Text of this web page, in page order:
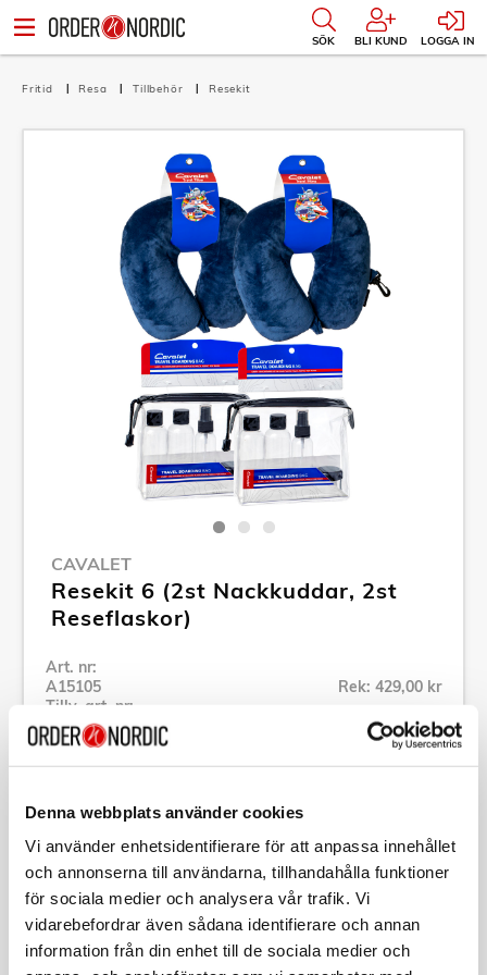
Denna webbplats använder cookies
Vi använder enhetsidentifierare för att anpassa innehållet
och annonserna till användarna, tillhandahålla funktioner
för sociala medier och analysera vår trafik. Vi
vidarebefordrar även sådana identifierare och annan
information från din enhet till de sociala medier och
SÖK BLI KUND LOGGA IN
Fritid Resa Tillbehör Resekit
CAVALET
Resekit 6 (2st Nackkuddar, 2st
Reseflaskor)
Art. nr:
A15105
Tillv. art. nr:
RESEKIT 6
Rek: 429,00 kr
Se alla produkter inom Cavalet
Specifikation
Beskrivning
A15105